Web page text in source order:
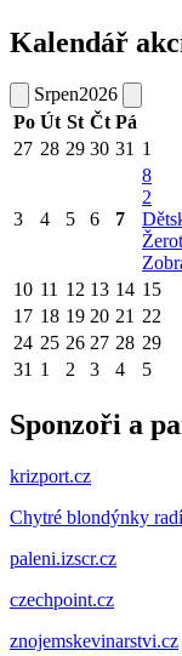
Kalendář
Srpen2026
Po Út St Čt Pá
27 28 29 30 31 1
3 4 5 6 7
8
2
10 11 12 13 14 15
17 18 19 20 21 22
24 25 26 27 28 29
31 1 2 3 4 5
Sponzoři a
krizport.cz
Chytré blondýnky radí
paleni.izscr.cz
czechpoint.cz
znojemskevinarstvi.cz